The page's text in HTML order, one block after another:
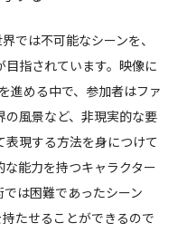
では不可能なシーンを、
指されています。映像に
進める中で、参加者はファ
の風景など、非現実的な要
現する方法を身につけて
能力を持つキャラクター
は困難であったシーン
たせることができるので